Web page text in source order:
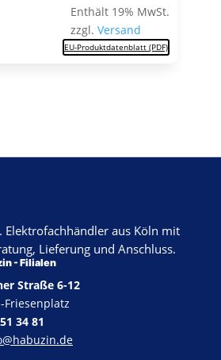
Enthält 19% MwSt.
zzgl.Versand
EU-Produktdatenblatt (PDF)
Elektrofachhändler aus Köln mit
Lieferung und Anschluss.
- Filialen
Straße 6-12
Friesenplatz
34 81